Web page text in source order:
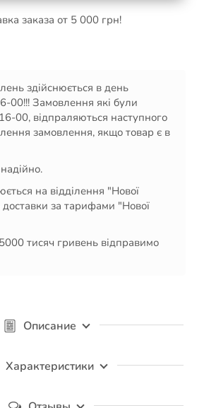
заказа от 5 000 грн!
здійснюється в день
00!!! Замовлення які були
00, відпраляються наступного
замовлення, якщо товар є в
на відділення "Нової
доставки за тарифами "Нової
тисяч гривень відправимо
Описание
Характеристики